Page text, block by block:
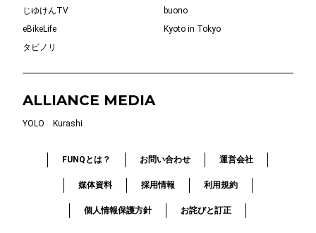
じゆけんTV
buono
eBikeLife
Kyoto in Tokyo
タビノリ
ALLIANCE MEDIA
YOLO Kurashi
FUNQとは？ お問い合わせ 運営会社
媒体資料 採用情報 利用規約
個人情報保護方針 お詫びと訂正